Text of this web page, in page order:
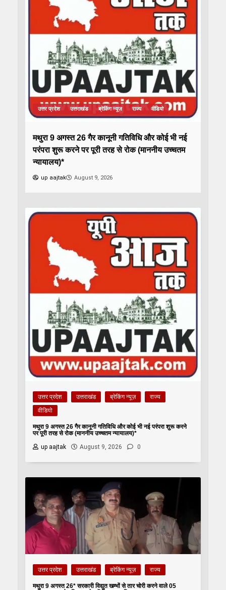
उत्तर प्रदेश उत्तराखंड ब्रेकिंग न्यूज़ राज्य वीडियो
मथुरा 9 अगस्त 26 गैर कानूनी गतिविधि और कोई भी नई
परंपरा शुरू करने पर पूरी तरह से रोक (माननीय उच्चतम
न्यायालय)*
up aajtak August 9, 2026
उत्तर प्रदेश उत्तराखंड ब्रेकिंग न्यूज़
राज्य
वीडियो
मथुरा 9 अगस्त 26 गैर कानूनी गतिविधि और कोई भी नई परंपरा शुरू करने
पर पूरी तरह से रोक (माननीय उच्चतम न्यायालय)*
up aajtak
August 9, 2026 0
उत्तर प्रदेश उत्तराखंड ब्रेकिंग न्यूज़ राज्य
मथुरा 9 अगस्त 26* सरकारी विद्युत खम्भों से तार चोरी करने वाले 05